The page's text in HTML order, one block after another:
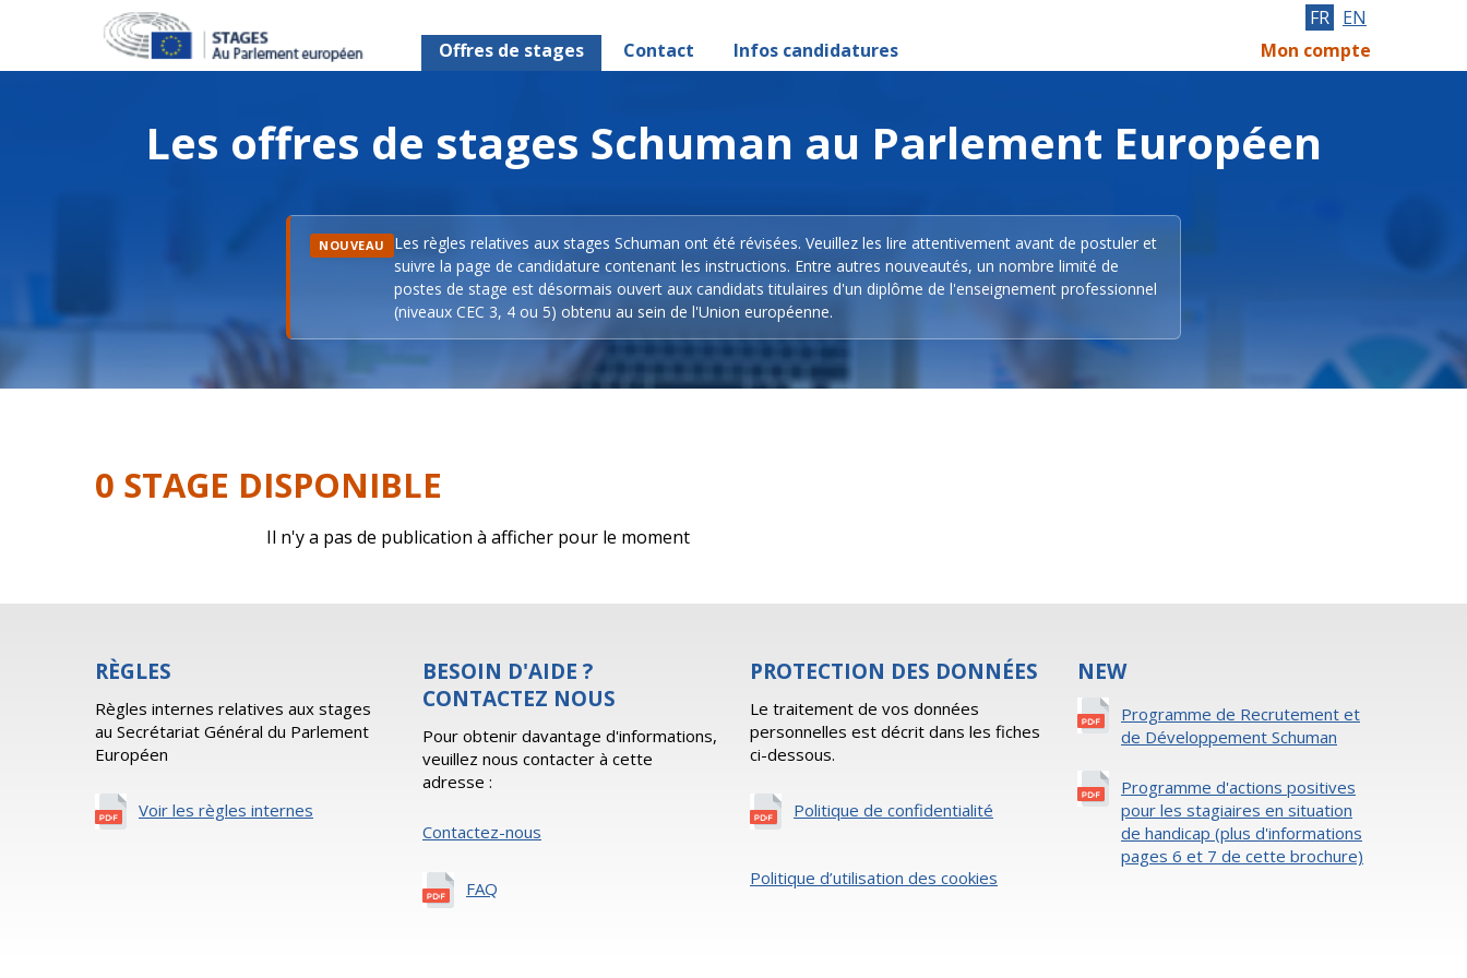
Offres de stages Contact Infos candidatures
FR EN
Mon compte
Les offres de stages Schuman au Parlement Européen
NOUVEAU
Les règles relatives aux stages Schuman ont été révisées. Veuillez les lire attentivement avant de postuler et
suivre la page de candidature contenant les instructions. Entre autres nouveautés, un nombre limité de
postes de stage est désormais ouvert aux candidats titulaires d'un diplôme de l'enseignement professionnel
(niveaux CEC 3, 4 ou 5) obtenu au sein de l'Union européenne.
0 STAGE DISPONIBLE
Il n'y a pas de publication à afficher pour le moment
RÈGLES
Règles internes relatives aux stages
au Secrétariat Général du Parlement
Européen
Voir les règles internes
BESOIN D'AIDE ?
CONTACTEZ NOUS
Pour obtenir davantage d'informations,
veuillez nous contacter à cette
adresse :
Contactez-nous
FAQ
PROTECTION DES DONNÉES
Le traitement de vos données
personnelles est décrit dans les fiches
ci-dessous.
Politique de confidentialité
Politique d’utilisation des cookies
NEW
Programme de Recrutement et
de Développement Schuman
Programme d'actions positives
pour les stagiaires en situation
de handicap (plus d'informations
pages 6 et 7 de cette brochure)